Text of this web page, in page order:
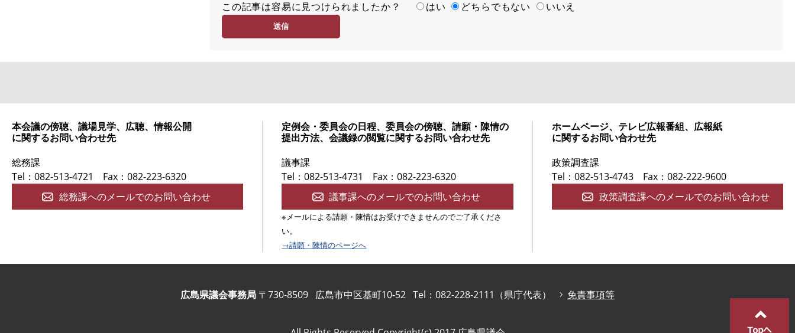
足
容
度
この記事は容易に見つけられましたか？ はい どちらでもない いいえ
本会議の傍聴、議場見学、広聴、情報公開
に関するお問い合わせ先
総務課
Tel：082-513-4721
Fax：082-223-6320
総務課へのメールでのお問い合わせ
定例会・委員会の日程、委員会の傍聴、請願・陳情の
提出方法、会議録の閲覧に関するお問い合わせ先
議事課
Tel：082-513-4731
Fax：082-223-6320
議事課へのメールでのお問い合わせ
※メールによる請願・陳情はお受けできませんのでご了承くださ
い。
→請願・陳情のページへ
ホームページ、テレビ広報番組、広報紙
に関するお問い合わせ先
政策調査課
Tel：082-513-4743
Fax：082-222-9600
政策調査課へのメールでのお問い合わせ
広島県議会事務局 〒730-8509 広島市中区基町10-52 Tel：082-228-2111（県庁代表） 免責事項等